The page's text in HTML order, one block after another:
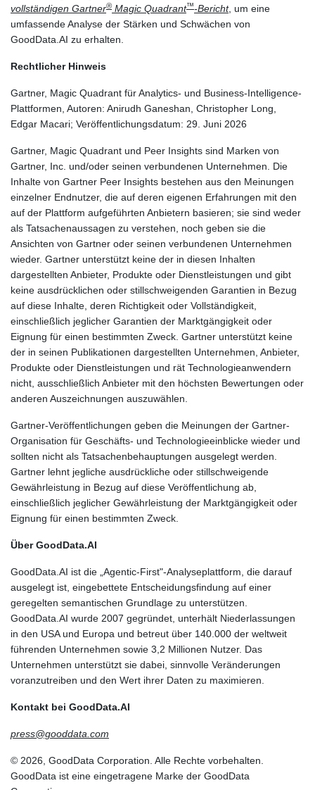
vollständigen Gartner® Magic Quadrant™-Bericht, um eine
umfassende Analyse der Stärken und Schwächen von
GoodData.AI zu erhalten.
Rechtlicher Hinweis
Gartner, Magic Quadrant für Analytics- und Business-Intelligence-
Plattformen, Autoren: Anirudh Ganeshan, Christopher Long,
Edgar Macari; Veröffentlichungsdatum: 29. Juni 2026
Gartner, Magic Quadrant und Peer Insights sind Marken von
Gartner, Inc. und/oder seinen verbundenen Unternehmen. Die
Inhalte von Gartner Peer Insights bestehen aus den Meinungen
einzelner Endnutzer, die auf deren eigenen Erfahrungen mit den
auf der Plattform aufgeführten Anbietern basieren; sie sind weder
als Tatsachenaussagen zu verstehen, noch geben sie die
Ansichten von Gartner oder seinen verbundenen Unternehmen
wieder. Gartner unterstützt keine der in diesen Inhalten
dargestellten Anbieter, Produkte oder Dienstleistungen und gibt
keine ausdrücklichen oder stillschweigenden Garantien in Bezug
auf diese Inhalte, deren Richtigkeit oder Vollständigkeit,
einschließlich jeglicher Garantien der Marktgängigkeit oder
Eignung für einen bestimmten Zweck. Gartner unterstützt keine
der in seinen Publikationen dargestellten Unternehmen, Anbieter,
Produkte oder Dienstleistungen und rät Technologieanwendern
nicht, ausschließlich Anbieter mit den höchsten Bewertungen oder
anderen Auszeichnungen auszuwählen.
Gartner-Veröffentlichungen geben die Meinungen der Gartner-
Organisation für Geschäfts- und Technologieeinblicke wieder und
sollten nicht als Tatsachenbehauptungen ausgelegt werden.
Gartner lehnt jegliche ausdrückliche oder stillschweigende
Gewährleistung in Bezug auf diese Veröffentlichung ab,
einschließlich jeglicher Gewährleistung der Marktgängigkeit oder
Eignung für einen bestimmten Zweck.
Über GoodData.AI
GoodData.AI ist die „Agentic-First"-Analyseplattform, die darauf
ausgelegt ist, eingebettete Entscheidungsfindung auf einer
geregelten semantischen Grundlage zu unterstützen.
GoodData.AI wurde 2007 gegründet, unterhält Niederlassungen
in den USA und Europa und betreut über 140.000 der weltweit
führenden Unternehmen sowie 3,2 Millionen Nutzer. Das
Unternehmen unterstützt sie dabei, sinnvolle Veränderungen
voranzutreiben und den Wert ihrer Daten zu maximieren.
Kontakt bei GoodData.AI
press@gooddata.com
© 2026, GoodData Corporation. Alle Rechte vorbehalten.
GoodData ist eine eingetragene Marke der GoodData